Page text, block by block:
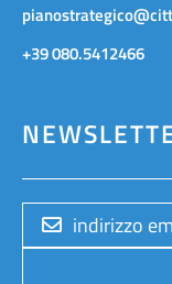
+39 080.5412466